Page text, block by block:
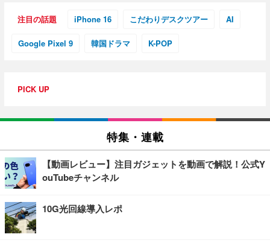
注目の話題 iPhone 16 こだわりデスクツアー AI
Google Pixel 9 韓国ドラマ K-POP
PICK UP
特集・連載
【動画レビュー】注目ガジェットを動画で解説！公式Y
ouTubeチャンネル
10G光回線導入レポ